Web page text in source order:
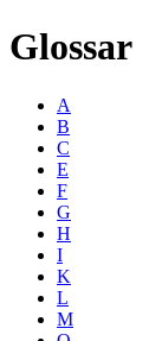
Glossar
A
B
C
E
F
G
H
I
K
L
M